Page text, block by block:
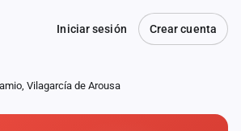
Iniciar sesión Crear cuenta
Vilagarcía de Arousa